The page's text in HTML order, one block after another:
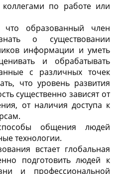
по работе или
образованный член
о существовании
информации и уметь
и обрабатывать
с различных точек
что уровень развития
существенно зависят от
от наличия доступа к
общения людей
технологии.
встает глобальная
подготовить людей к
и профессиональной